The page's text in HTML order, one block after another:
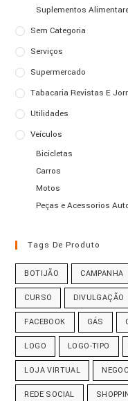
Suplementos
Sem Categoria
Serviços
Supermercado
Tabacaria Revistas E
Utilidades
Veículos
Bicicletas
Carros
Motos
Peças e Acessorios
Tags De Produto
BOTIJÃO CAMPANHA
CURSO DIVULGAÇÃO
FACEBOOK GÁS
LOGO LOGO-TIPO
LOJA VIRTUAL
REDE SOCIAL